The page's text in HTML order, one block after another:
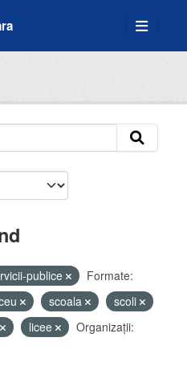
publice
Formate:
scoala
scoli
licee
Organizații: